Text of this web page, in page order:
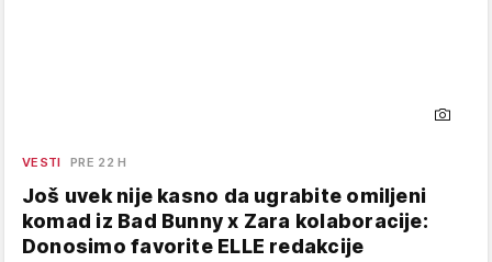
VESTI PRE 22 H
Još uvek nije kasno da ugrabite omiljeni
komad iz Bad Bunny x Zara kolaboracije:
Donosimo favorite ELLE redakcije